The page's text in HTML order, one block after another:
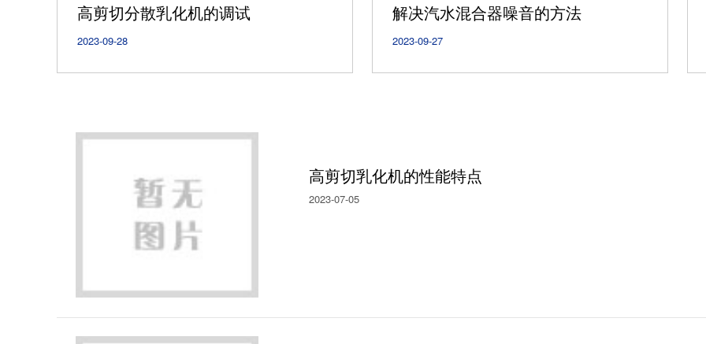
高剪切分散乳化机的调试
2023-09-28
解决汽水混合器噪音的方法
2023-09-27
高剪切乳化机的性能特点
2023-07-05